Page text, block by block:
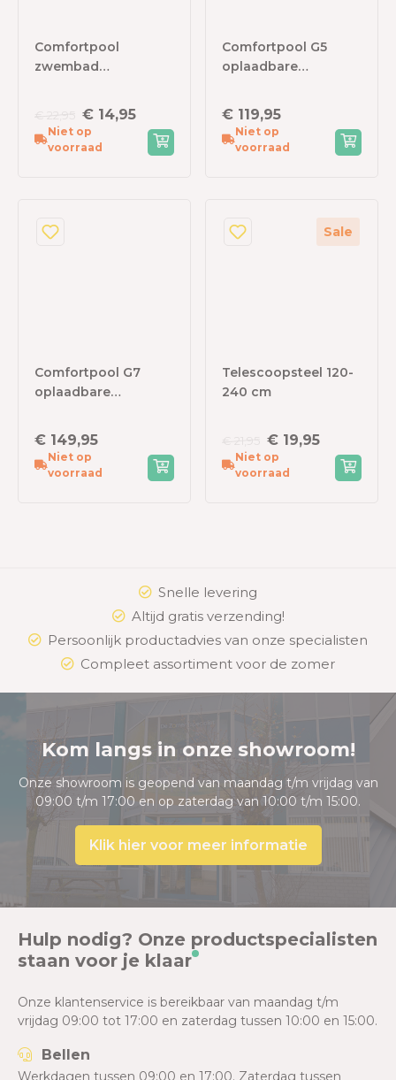
Comfortpool
zwembad
€ 14,95
Niet op
voorraad
Comfortpool G5
oplaadbare
€ 119,95
Niet op
voorraad
Comfortpool G7
oplaadbare
€ 149,95
Niet op
voorraad
Sale
Telescoopsteel 120-
240 cm
€ 19,95
Niet op
voorraad
Snelle levering
Altijd gratis verzending!
Persoonlijk productadvies van onze specialisten
Compleet assortiment voor de zomer
Kom langs in onze showroom!
Onze showroom is geopend van maandag t/m vrijdag van
09:00 t/m 17:00 en op zaterdag van 10:00 t/m 15:00.
Klik hier voor meer informatie
Hulp nodig? Onze productspecialisten
staan voor je klaar
Onze klantenservice is bereikbaar van maandag t/m
vrijdag 09:00 tot 17:00 en zaterdag tussen 10:00 en 15:00.
Bellen
Werkdagen tussen 09:00 en 17:00. Zaterdag tussen